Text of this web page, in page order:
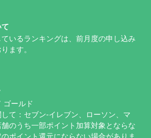
いるランキングは、前月度の申し込み
ます。
ゴールド
て：セブン-イレブン、ローソン、マ
のうち一部ポイント加算対象とならな